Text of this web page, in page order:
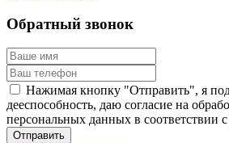
Обратный звонок
Нажимая кнопку "Отправить", я
дееспособность, даю согласие на
персональных данных в соответствии с